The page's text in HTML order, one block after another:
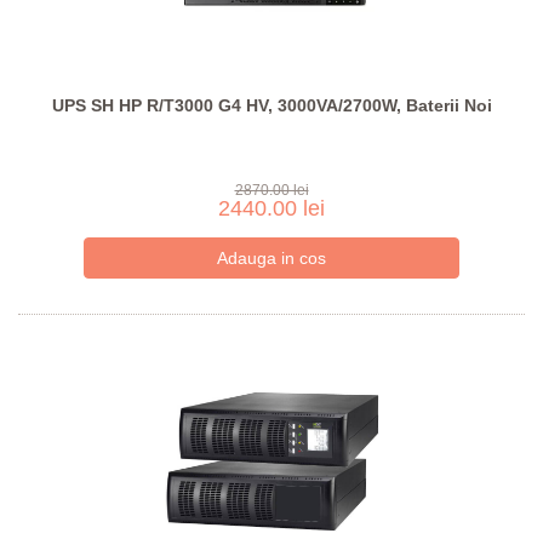
UPS SH HP R/T3000 G4 HV, 3000VA/2700W, Baterii Noi
2870.00 lei
2440.00 lei